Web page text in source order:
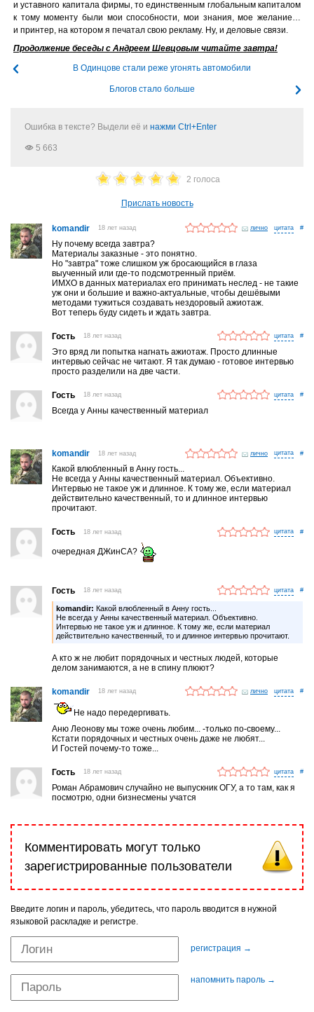
и уставного капитала фирмы, то единственным глобальным капиталом
к тому моменту были мои способности, мои знания, мое желание…
и принтер, на котором я печатал свою рекламу. Ну, и деловые связи.
Продолжение беседы с Андреем Шевцовым читайте завтра!
В Одинцове стали реже угонять автомобили
Блогов стало больше
Ошибка в тексте? Выдели её и нажми Ctrl+Enter
5 663
2 голоса
Прислать новость
komandir 18 лет назад лично #
Ну почему всегда завтра?
Материалы заказные - это понятно.
Но "завтра" тоже слишком уж бросающийся в глаза
выученный или где-то подсмотренный приём.
ИМХО в данных материалах его принимать неслед - не такие
уж они и большие и важно-актуальные, чтобы дешёвыми
методами тужиться создавать нездоровый ажиотаж.
Вот теперь буду сидеть и ждать завтра.
Гость 18 лет назад #
Это вряд ли попытка нагнать ажиотаж. Просто длинные
интервью сейчас не читают. Я так думаю - готовое интервью
просто разделили на две части.
Гость 18 лет назад #
Всегда у Анны качественный материал
komandir 18 лет назад лично #
Какой влюбленный в Анну гость...
Не всегда у Анны качественный материал. Объективно.
Интервью не такое уж и длинное. К тому же, если материал
действительно качественный, то и длинное интервью
прочитают.
Гость 18 лет назад #
очередная ДЖинСА?
Гость 18 лет назад #
komandir: Какой влюбленный в Анну гость...
Не всегда у Анны качественный материал. Объективно.
Интервью не такое уж и длинное. К тому же, если материал
действительно качественный, то и длинное интервью прочитают.
А кто ж не любит порядочных и честных людей, которые
делом занимаются, а не в спину плюют?
komandir 18 лет назад лично #
Не надо передергивать.
Аню Леонову мы тоже очень любим... -только по-своему...
Кстати порядочных и честных очень даже не любят...
И Гостей почему-то тоже...
Гость 18 лет назад #
Роман Абрамович случайно не выпускник ОГУ, а то там, как я
посмотрю, одни бизнесмены учатся
Комментировать могут только
зарегистрированные пользователи
Введите логин и пароль, убедитесь, что пароль вводится в нужной
языковой раскладке и регистре.
регистрация →
напомнить пароль →